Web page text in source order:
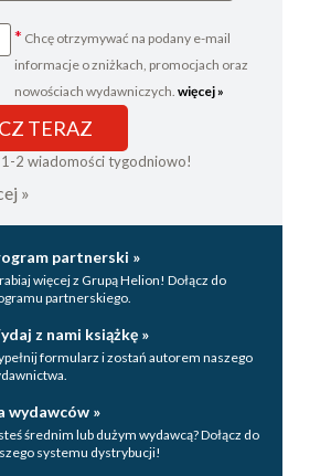
* Chcę otrzymywać na podany e-mail
informacje o zniżkach, promocjach oraz
nowościach wydawniczych. więcej »
TERAZ
1-2 wiadomości tygodniowo!
»
partnerski »
więcej z Grupą Helion! Dołącz do
partnerskiego.
z nami książkę »
formularz i zostań autorem naszego
wydawców »
średnim lub dużym wydawcą? Dołącz do
systemu dystrybucji!